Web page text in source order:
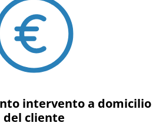
intervento a domicilio
del cliente